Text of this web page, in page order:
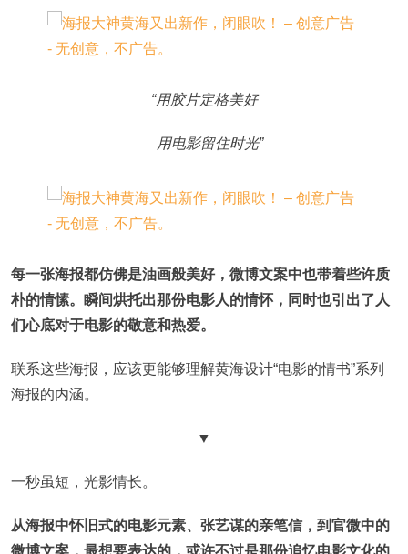
“用胶片定格美好
用电影留住时光”
每一张海报都仿佛是油画般美好，微博文案中也带着些许质
朴的情愫。瞬间烘托出那份电影人的情怀，同时也引出了人
们心底对于电影的敬意和热爱。
联系这些海报，应该更能够理解黄海设计“电影的情书”系列
海报的内涵。
▼
一秒虽短，光影情长。
从海报中怀旧式的电影元素、张艺谋的亲笔信，到官微中的